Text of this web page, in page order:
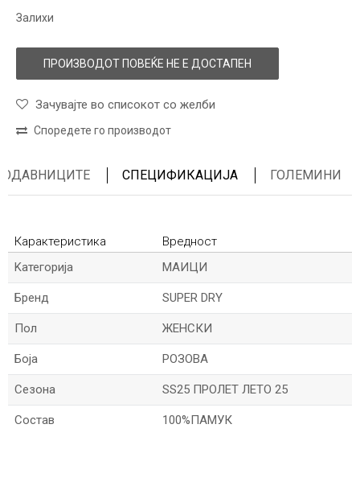
Залихи
ПРОИЗВОДОТ ПОВЕЌЕ НЕ Е ДОСТАПЕН
Зачувајте во списокот со желби
Споредете го производот
СПЕЦИФИКАЦИЈА ГОЛЕМИНИ
Карактеристика
Вредност
Kатегорија
МАИЦИ
Бренд SUPER DRY
Пол ЖЕНСКИ
Боја РОЗОВА
Сезона SS25 ПРОЛЕТ ЛЕТО 25
Состав 100%ПАМУК